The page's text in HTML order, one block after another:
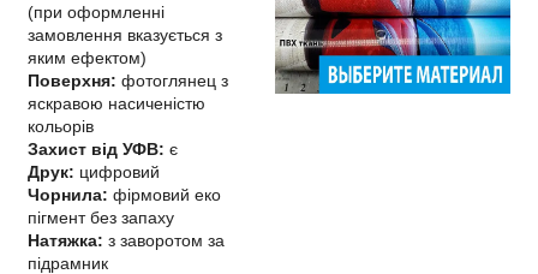
(при оформленні
замовлення вказується з
яким ефектом)
Поверхня: фотоглянец з
яскравою насиченістю
кольорів
Захист від УФВ: є
Друк: цифровий
Чорнила: фірмовий еко
пігмент без запаху
Натяжка: з заворотом за
підрамник